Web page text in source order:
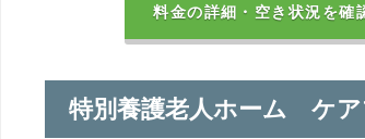
料金の詳細・空き状況を確
特別養護老人ホーム ケア